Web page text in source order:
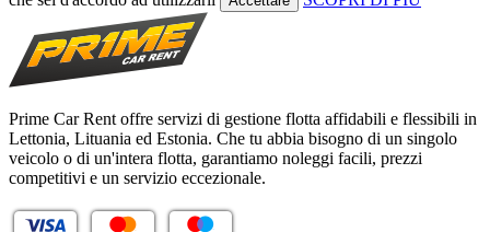
Prime Car Rent offre servizi di gestione flotta affidabili e flessibili in
Lettonia, Lituania ed Estonia. Che tu abbia bisogno di un singolo
veicolo o di un'intera flotta, garantiamo noleggi facili, prezzi
competitivi e un servizio eccezionale.